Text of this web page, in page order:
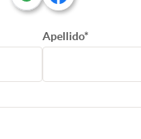
Apellido*